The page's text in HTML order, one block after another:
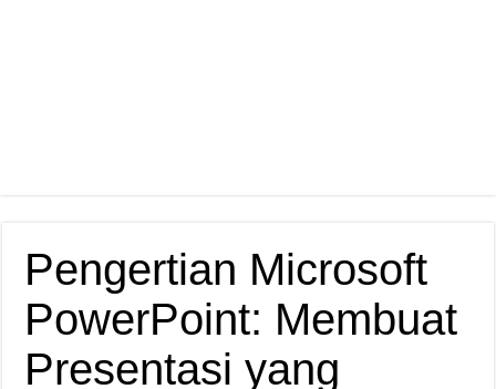
Pengertian Microsoft
PowerPoint: Membuat
Presentasi yang